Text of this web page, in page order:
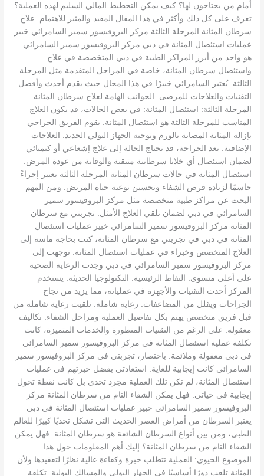
أمام من يحتاجون لها؟ كيف يمكن التخطيط المالي السليم لهذه العملية؟
تعرف على كل ذلك وأكثر في هذا المقال المفيد والمثير للاهتمام. علاج
سرطان المثانة المرحلة الثالثة مركز البروفيسور سمير السامرائي خبير
عمليات استئصال المثانة في دبي مركز البروفيسور سمير السامرائي
هو واحد من أبرز المراكز الطبية في دبي المتخصصة في علاج
واستئصال سرطان المثانة، خاصة في المراحل المتقدمة مثل المرحلة
الثالثة. يُعتبر السامرائي خبيرًا في هذا المجال حيث يقدم أحدث وأفضل
التقنيات والعلاجات للمرضى. الجوانب الهامة لعلاج سرطان المثانة
المرحلة الثالثة: استئصال المثانة: في بعض الحالات، قد يكون العلاج
المناسب للمرحلة الثالثة هو استئصال المثانة. يقوم الفريق الجراحي
بإزالة المثانة المصابة بالورم وتوجيه الجهاز البولي الجديد. العلاجات
الإضافية: بعد الجراحة، قد تحتاج الحالة إلى علاج إشعاعي أو كيميائي
لضمان استئصال أي خلايا سرطانية متبقية والوقاية من عودة المرض.
استئصال المثانة في حالات سرطان المثانة المرحلة الثالثة يعتبر إجراءً
حاسمًا لزيادة فرص الشفاء وتحسين نوعية حياة المريض. ومن المهم
البحث عن مراكز طبية متخصصة مثل مركز البروفيسور سمير
السامرائي في دبي لضمان تلقي العلاج الأمثل. تجربتي مع سرطان
المثانة مركز البروفيسور سمير السامرائي خبير عمليات استئصال
المثانة في دبي في تجربتي مع سرطان المثانة، كنت بحاجة ماسة إلى
العلاج المتخصص وخبراء في عمليات استئصال المثانة. توجهت إلى
مركز البروفيسور سمير السامرائي في دبي وجدت الرعاية الصحية
على أعلى مستوى. النقاط الرئيسية: التكنولوجيا الحديثة: يستخدم
المركز أحدث التقنيات والأجهزة في عملياته، مما يزيد من نجاح
الجراحات ويقلل من المضاعفات. رعاية شاملة: تلقيت رعاية شاملة من
قبل فريق متخصص يهتم بكل تفاصيل العملية ومراحل الشفاء. تكاليف
معقولة: على الرغم من التقنيات المتطورة والخدمات المتميزة، كانت
تكلفة عملية استئصال المثانة في مركز البروفيسور سمير السامرائي
في دبي معقولة وملائمة. باختصار، تجربتي في مركز البروفيسور سمير
السامرائي كانت إيجابية للغاية. استعادتي بفضل خبرتهم في عمليات
استئصال المثانة، لم تكن تلك العملية مجرد تحدي بل كانت نقطة تحول
إيجابية في حياتي. فهل يمكن الشفاء التام من سرطان المثانة مركز
البروفيسور سمير السامرائي خبير عمليات استئصال المثانة في دبي
يعتبر السرطان من أمراض العصر الحديث التي تشكل تحديًا كبيرًا للعالم
الطبي، ومن بين أنواع السرطان الشائعة هو سرطان المثانة. فهل يمكن
الشفاء التام من سرطان المثانة؟ إليك أهم المعلومات حول هذا
الموضوع الحيوي: العملية تتطلب خبرة وكفاءة عالية نظرًا لتعقيدها ولأن
المثانة تلعب دورًا أساسيًا في الجهاز البولي والمسالك البولية. تكلفة